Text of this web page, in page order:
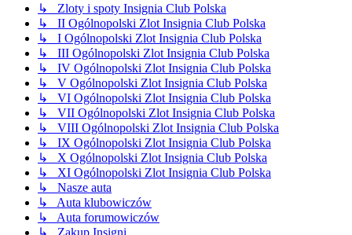
↳ Zloty i spoty Insignia Club Polska
↳ II Ogólnopolski Zlot Insignia Club Polska
↳ I Ogólnopolski Zlot Insignia Club Polska
↳ III Ogólnopolski Zlot Insignia Club Polska
↳ IV Ogólnopolski Zlot Insignia Club Polska
↳ V Ogólnopolski Zlot Insignia Club Polska
↳ VI Ogólnopolski Zlot Insignia Club Polska
↳ VII Ogólnopolski Zlot Insignia Club Polska
↳ VIII Ogólnopolski Zlot Insignia Club Polska
↳ IX Ogólnopolski Zlot Insignia Club Polska
↳ X Ogólnopolski Zlot Insignia Club Polska
↳ XI Ogólnopolski Zlot Insignia Club Polska
↳ Nasze auta
↳ Auta klubowiczów
↳ Auta forumowiczów
↳ Zakup Insigni